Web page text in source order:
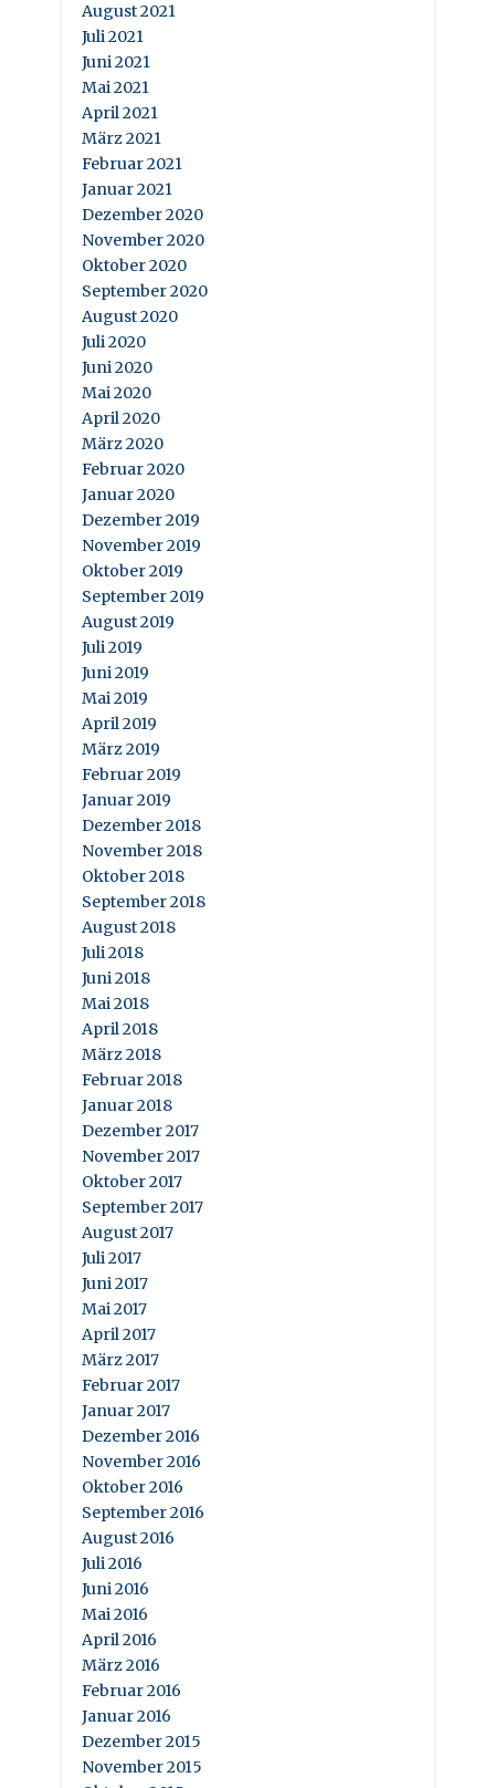
August 2021
Juli 2021
Juni 2021
Mai 2021
April 2021
März 2021
Februar 2021
Januar 2021
Dezember 2020
November 2020
Oktober 2020
September 2020
August 2020
Juli 2020
Juni 2020
Mai 2020
April 2020
März 2020
Februar 2020
Januar 2020
Dezember 2019
November 2019
Oktober 2019
September 2019
August 2019
Juli 2019
Juni 2019
Mai 2019
April 2019
März 2019
Februar 2019
Januar 2019
Dezember 2018
November 2018
Oktober 2018
September 2018
August 2018
Juli 2018
Juni 2018
Mai 2018
April 2018
März 2018
Februar 2018
Januar 2018
Dezember 2017
November 2017
Oktober 2017
September 2017
August 2017
Juli 2017
Juni 2017
Mai 2017
April 2017
März 2017
Februar 2017
Januar 2017
Dezember 2016
November 2016
Oktober 2016
September 2016
August 2016
Juli 2016
Juni 2016
Mai 2016
April 2016
März 2016
Februar 2016
Januar 2016
Dezember 2015
November 2015